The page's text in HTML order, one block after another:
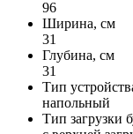
96
Ширина, см
31
Глубина, см
31
Тип
напольный
Тип загрузки